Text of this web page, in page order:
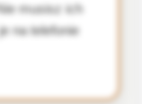
musisz ich
na telefonie